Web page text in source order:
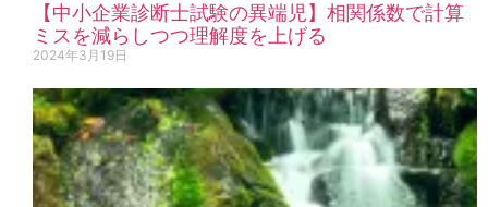
【中小企業診断士試験の異端児】相関係数で計算
ミスを減らしつつ理解度を上げる
2024年3月19日